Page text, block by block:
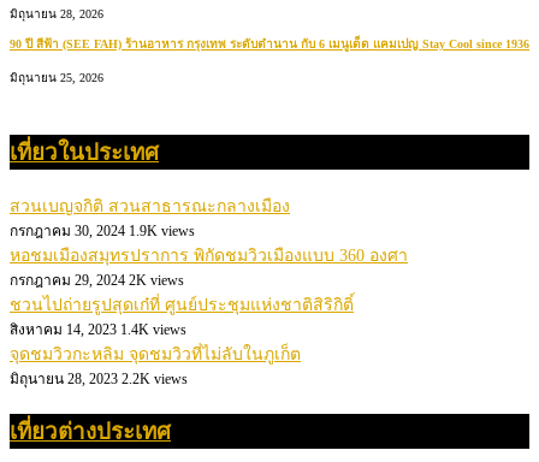
มิถุนายน 28, 2026
90 ปี สีฟ้า (SEE FAH) ร้านอาหาร กรุงเทพ ระดับตำนาน กับ 6 เมนูเด็ด แคมเปญ Stay Cool since 1936
มิถุนายน 25, 2026
เที่ยวในประเทศ
สวนเบญจกิติ สวนสาธารณะกลางเมือง
กรกฎาคม 30, 2024 1.9K views
หอชมเมืองสมุทรปราการ พิกัดชมวิวเมืองแบบ 360 องศา
กรกฎาคม 29, 2024 2K views
ชวนไปถ่ายรูปสุดเก๋ที่ ศูนย์ประชุมแห่งชาติสิริกิติ์
สิงหาคม 14, 2023 1.4K views
จุดชมวิวกะหลิม จุดชมวิวที่ไม่ลับในภูเก็ต
มิถุนายน 28, 2023 2.2K views
เที่ยวต่างประเทศ